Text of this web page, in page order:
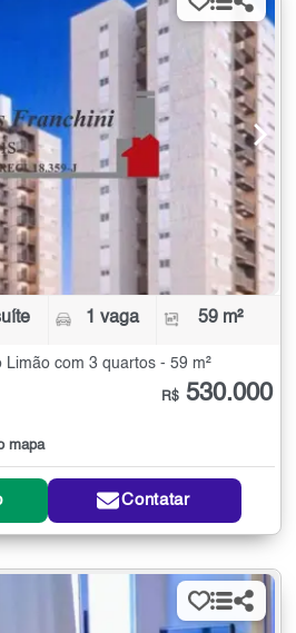
1 vaga 59 m²
com 3 quartos - 59 m²
mapa
R$ 530.000
Contatar